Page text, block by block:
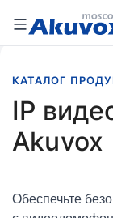
Akuvox Market
КАТАЛОГ
IP
Akuvox
Обеспечьте